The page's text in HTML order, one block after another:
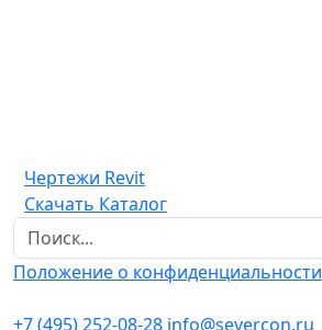
Чертежи Revit
Скачать Каталог
Положение о конфиденциальности
+7 (495) 252-08-28 info@severcon.ru